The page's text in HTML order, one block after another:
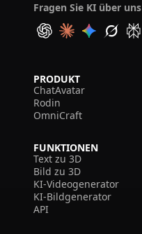
Fragen Sie KI über uns
PRODUKT
ChatAvatar
Rodin
OmniCraft
FUNKTIONEN
Text zu 3D
Bild zu 3D
KI-Videogenerator
KI-Bildgenerator
API